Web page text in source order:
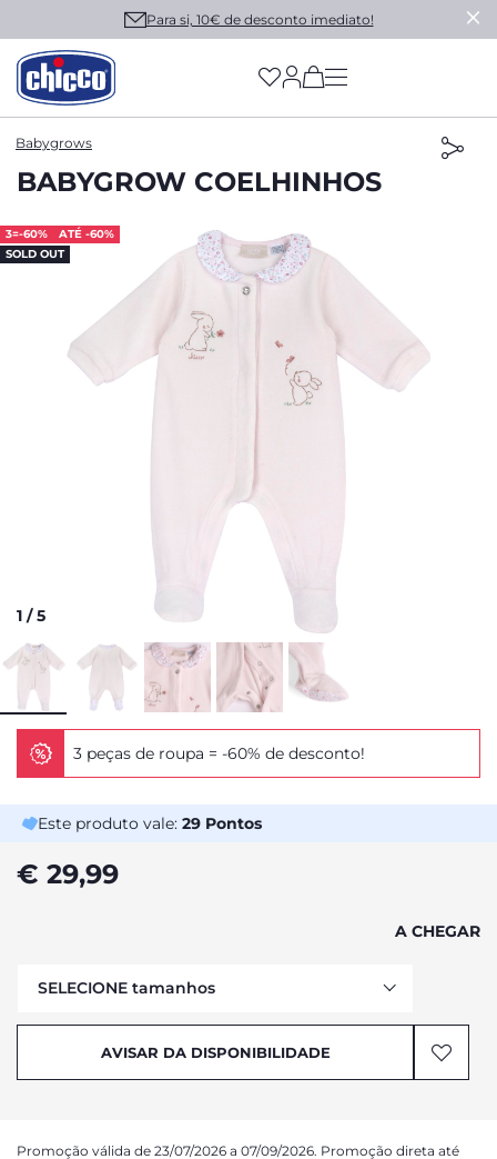
Para si, 10€ de desconto imediato!
(has more options
Babygrows
BABYGROW COELHINHOS
3=-60%
ATÉ -60%
SOLD OUT
1 /5
3 peças de roupa = -60% de desconto!
Este produto vale: 29 Pontos
€ 29,99
A CHEGAR
SELECIONE tamanhos
AVISAR DA DISPONIBILIDADE
AVISAR DA DISPONIBILIDADE
AVISAR DA DISPONIBILIDADE
Promoção válida de 23/07/2026 a 07/09/2026. Promoção direta até